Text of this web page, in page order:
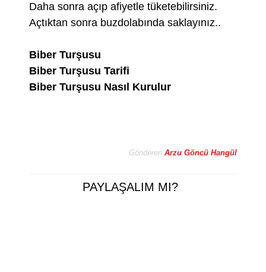
Daha sonra açıp afiyetle tüketebilirsiniz.
Açtıktan sonra buzdolabında saklayınız..
Biber Turşusu
Biber Turşusu Tarifi
Biber Turşusu Nasıl Kurulur
Gönderen Arzu Göncü Hangül
PAYLAŞALIM MI?